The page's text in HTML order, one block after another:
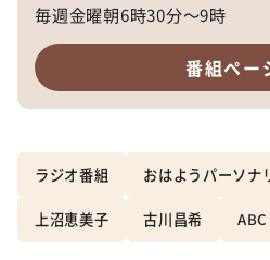
毎週金曜朝6時30分～9時
番組ペー
ラジオ番組 おはようパーソナ
上沼恵美子 古川昌希